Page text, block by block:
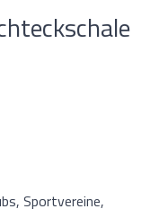
Sportvereine,